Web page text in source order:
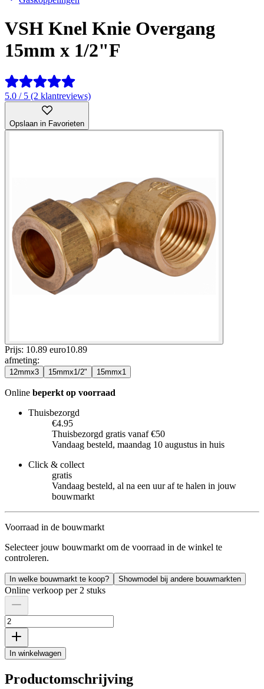
VSH Knel Knie Overgang
15mm x 1/2"F
5.0 / 5 (2 klantreviews)
Opslaan in Favorieten
Prijs: 10.89 euro10.89
afmeting:
12mmx3 15mmx1/2" 15mmx1
Online beperkt op voorraad
Thuisbezorgd
€4.95
Thuisbezorgd gratis vanaf €50
Vandaag besteld, maandag 10 augustus in huis
Click & collect
gratis
Vandaag besteld, al na een uur af te halen in jouw
bouwmarkt
Voorraad in de bouwmarkt
Selecteer jouw bouwmarkt om de voorraad in de winkel te
controleren.
In welke bouwmarkt te koop? Showmodel bij andere bouwmarkten
Online verkoop per 2 stuks
In winkelwagen
Productomschrijving